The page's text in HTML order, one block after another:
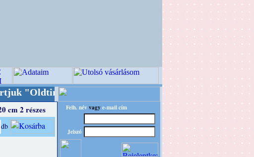
RETRO" designba!
+++++++ OPITEC - A
cm 2 részes
db
Felh. név vagy e-mail cím
Jelszó